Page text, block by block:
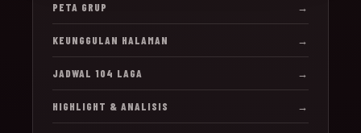
PETA GRUP →
KEUNGGULAN HALAMAN →
JADWAL 104 LAGA →
HIGHLIGHT & ANALISIS →